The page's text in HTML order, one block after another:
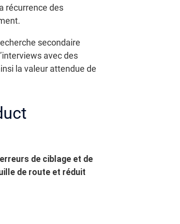
récurrence des
secondaire
avec des
la valeur attendue de
de ciblage et de
de route et réduit